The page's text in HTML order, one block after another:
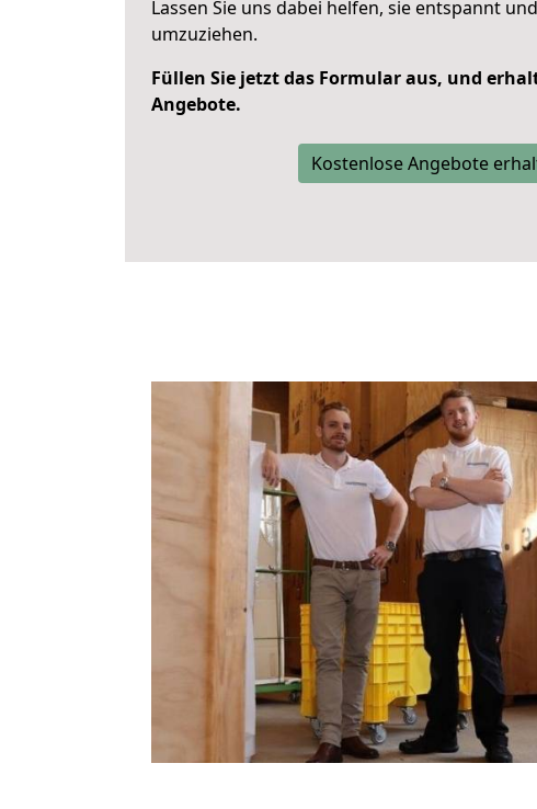
Lassen Sie uns dabei helfen, sie entspannt
umzuziehen.
Füllen Sie jetzt das Formular aus, und
Angebote.
Kostenlose Angebote